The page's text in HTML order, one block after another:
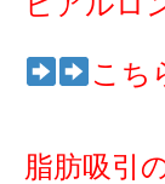
こち
脂肪吸引